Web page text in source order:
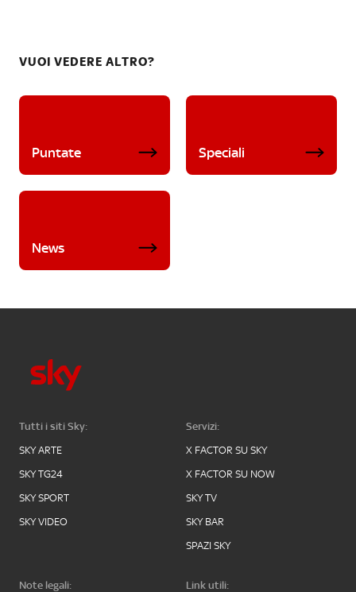
VUOI VEDERE ALTRO?
Puntate Speciali
News
Tutti i siti Sky:
SKY ARTE
SKY TG24
SKY SPORT
SKY VIDEO
Servizi:
X FACTOR SU SKY
X FACTOR SU NOW
SKY TV
SKY BAR
SPAZI SKY
Note legali:
Link utili: